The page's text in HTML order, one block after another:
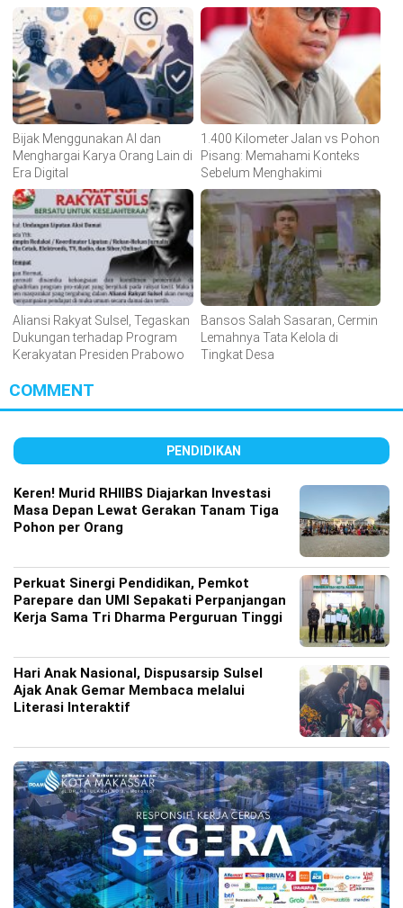
Bijak Menggunakan AI dan
Menghargai Karya Orang Lain di
Era Digital
1.400 Kilometer Jalan vs Pohon
Pisang: Memahami Konteks
Sebelum Menghakimi
Aliansi Rakyat Sulsel, Tegaskan
Dukungan terhadap Program
Kerakyatan Presiden Prabowo
Bansos Salah Sasaran, Cermin
Lemahnya Tata Kelola di
Tingkat Desa
COMMENT
PENDIDIKAN
Keren! Murid RHIIBS Diajarkan Investasi
Masa Depan Lewat Gerakan Tanam Tiga
Pohon per Orang
Perkuat Sinergi Pendidikan, Pemkot
Parepare dan UMI Sepakati Perpanjangan
Kerja Sama Tri Dharma Perguruan Tinggi
Hari Anak Nasional, Dispusarsip Sulsel
Ajak Anak Gemar Membaca melalui
Literasi Interaktif